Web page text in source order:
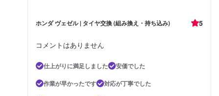
ホンダ ヴェゼル | タイヤ交換 (組み換え・持ち込み) 5
コメントはありません
仕上がりに満足しました
安価でした
作業が早かったです
対応が丁寧でした